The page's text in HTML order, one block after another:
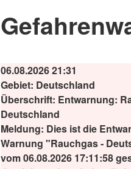
06.08.2026 21:31
Gebiet: Deutschland
Überschrift: Entwarnung:
Deutschland
Meldung: Dies ist die
Warnung "Rauchgas -
vom 06.08.2026 17:11:58